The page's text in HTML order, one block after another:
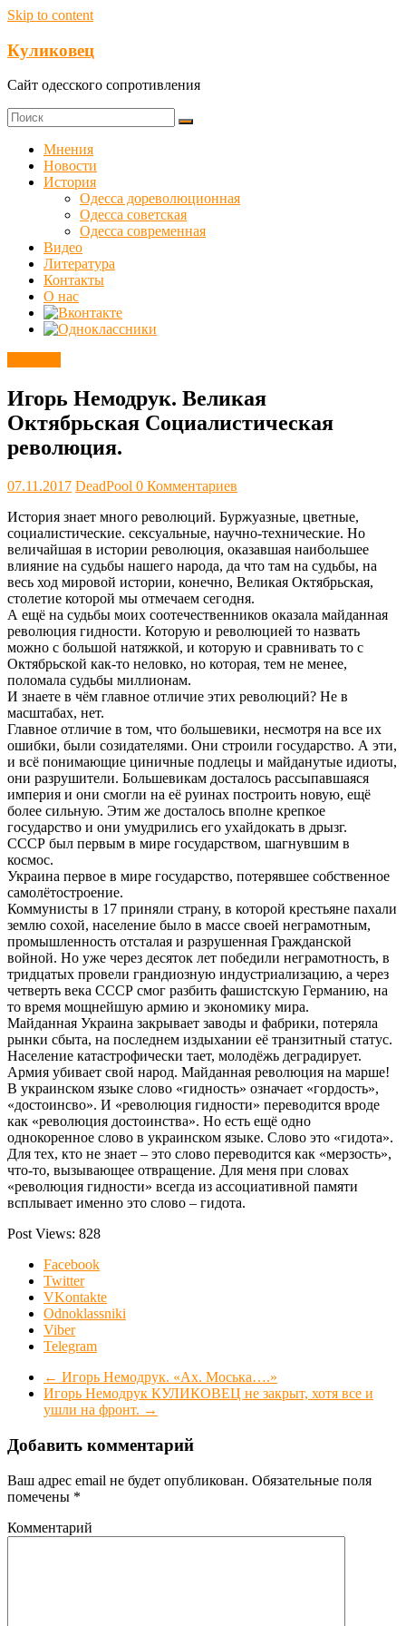
Skip to content
Куликовец
Сайт одесского сопротивления
Мнения
Новости
История
Одесса дореволюционная
Одесса советская
Одесса современная
Видео
Литература
Контакты
О нас
Игорь Немодрук. Великая
Октябрьская Социалистическая
революция.
07.11.2017 DeadPool 0 Комментариев
История знает много революций. Буржуазные, цветные,
социалистические. сексуальные, научно-технические. Но
величайшая в истории революция, оказавшая наибольшее
влияние на судьбы нашего народа, да что там на судьбы, на
весь ход мировой истории, конечно, Великая Октябрьская,
столетие которой мы отмечаем сегодня.
А ещё на судьбы моих соотечественников оказала майданная
революция гидности. Которую и революцией то назвать
можно с большой натяжкой, и которую и сравнивать то с
Октябрьской как-то неловко, но которая, тем не менее,
поломала судьбы миллионам.
И знаете в чём главное отличие этих революций? Не в
масштабах, нет.
Главное отличие в том, что большевики, несмотря на все их
ошибки, были созидателями. Они строили государство. А эти,
и всё понимающие циничные подлецы и майданутые идиоты,
они разрушители. Большевикам досталось рассыпавшаяся
империя и они смогли на её руинах построить новую, ещё
более сильную. Этим же досталось вполне крепкое
государство и они умудрились его ухайдокать в дрызг.
СССР был первым в мире государством, шагнувшим в
космос.
Украина первое в мире государство, потерявшее собственное
самолётостроение.
Коммунисты в 17 приняли страну, в которой крестьяне пахали
землю сохой, население было в массе своей неграмотным,
промышленность отсталая и разрушенная Гражданской
войной. Но уже через десяток лет победили неграмотность, в
тридцатых провели грандиозную индустриализацию, а через
четверть века СССР смог разбить фашистскую Германию, на
то время мощнейшую армию и экономику мира.
Майданная Украина закрывает заводы и фабрики, потеряла
рынки сбыта, на последнем издыхании её транзитный статус.
Население катастрофически тает, молодёжь деградирует.
Армия убивает свой народ. Майданная революция на марше!
В украинском языке слово «гидность» означает «гордость»,
«достоинсво». И «революция гидности» переводится вроде
как «революция достоинства». Но есть ещё одно
однокоренное слово в украинском языке. Слово это «гидота».
Для тех, кто не знает – это слово переводится как «мерзость»,
что-то, вызывающее отвращение. Для меня при словах
«революция гидности» всегда из ассоциативной памяти
всплывает именно это слово – гидота.
Post Views: 828
Facebook
Twitter
VKontakte
Odnoklassniki
Viber
Telegram
← Игорь Немодрук. «Ах. Моська….»
Игорь Немодрук КУЛИКОВЕЦ не закрыт, хотя все и
ушли на фронт. →
Добавить комментарий
Ваш адрес email не будет опубликован. Обязательные поля
помечены *
Комментарий